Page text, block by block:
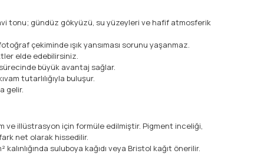
tonu; gündüz gökyüzü, su yüzeyleri ve hafif atmosferik
çekiminde ışık yansıması sorunu yaşanmaz.
elde edebilirsiniz.
büyük avantaj sağlar.
tutarlılığıyla buluşur.
gelir.
ve illüstrasyon için formüle edilmiştir. Pigment inceliği,
net olarak hissedilir.
suluboya kağıdı veya Bristol kağıt önerilir.